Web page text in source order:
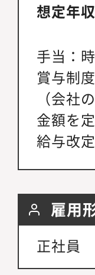
想定年
手当：
賞与制
（会社
金額を
給与改
雇用
正社員